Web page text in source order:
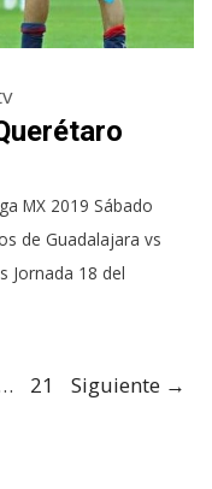
MX 2019 Sábado
de Guadalajara vs
Jornada 18 del
Página
21 Siguiente →